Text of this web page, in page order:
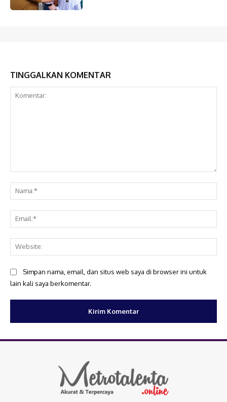
TINGGALKAN KOMENTAR
Simpan nama, email, dan situs web saya di browser ini untuk
lain kali saya berkomentar.